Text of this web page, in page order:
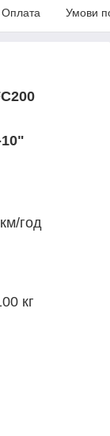
Оплата Умови
год
кг